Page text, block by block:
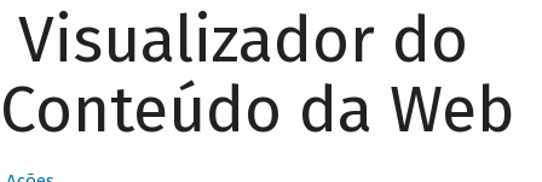
Visualizador do
Conteúdo da Web